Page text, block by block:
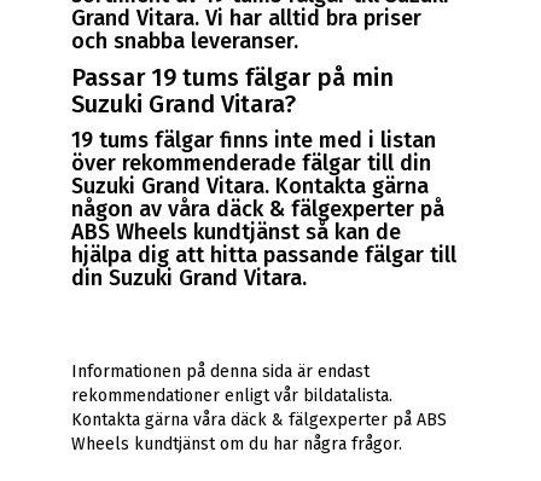
Grand Vitara. Vi har alltid bra priser
och snabba leveranser.
Passar 19 tums fälgar på min
Suzuki Grand Vitara?
19 tums fälgar finns inte med i listan
över rekommenderade fälgar till din
Suzuki Grand Vitara. Kontakta gärna
någon av våra däck & fälgexperter på
ABS Wheels kundtjänst så kan de
hjälpa dig att hitta passande fälgar till
din Suzuki Grand Vitara.
Informationen på denna sida är endast
rekommendationer enligt vår bildatalista.
Kontakta gärna våra däck & fälgexperter på ABS
Wheels kundtjänst om du har några frågor.